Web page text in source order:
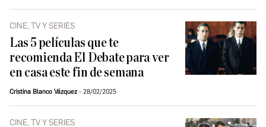
CINE, TV Y SERIES
Las 5 películas que te
recomienda El Debate para ver
en casa este fin de semana
Cristina Blanco Vázquez 28/02/2025
CINE, TV Y SERIES